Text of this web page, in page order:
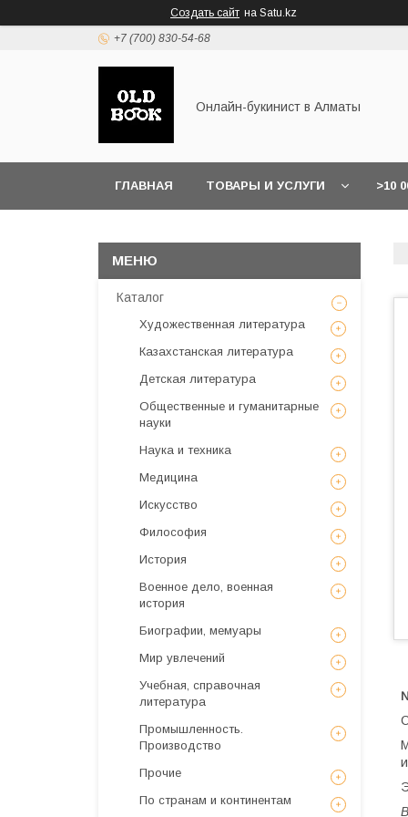
Создать сайт на Satu.kz
+7 (700) 830-54-68
Онлайн-букинист в Алматы
ГЛАВНАЯ ТОВАРЫ И УСЛУГИ >10
Каталог
Художественная литература
Казахстанская литература
Детская литература
Общественные и гуманитарные
науки
Наука и техника
Медицина
Искусствo
Философия
История
Военное дело, военная
история
Биографии, мемуары
Мир увлечений
Учебная, справочная
литература
Промышленность.
Производство
Прочие
По странам и континентам